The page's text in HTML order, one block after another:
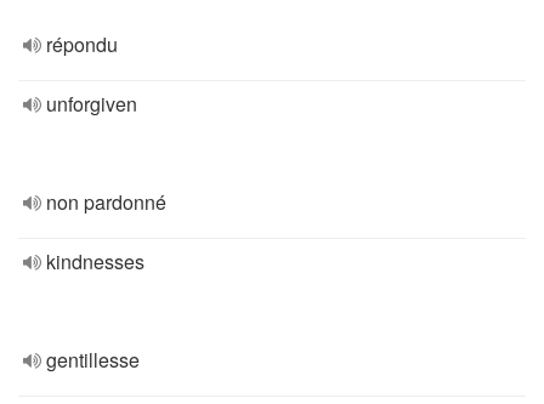
répondu
unforgiven
non pardonné
kindnesses
gentillesse